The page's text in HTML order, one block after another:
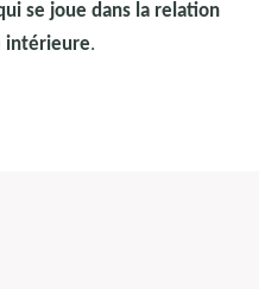
se joue dans la relation
intérieure.